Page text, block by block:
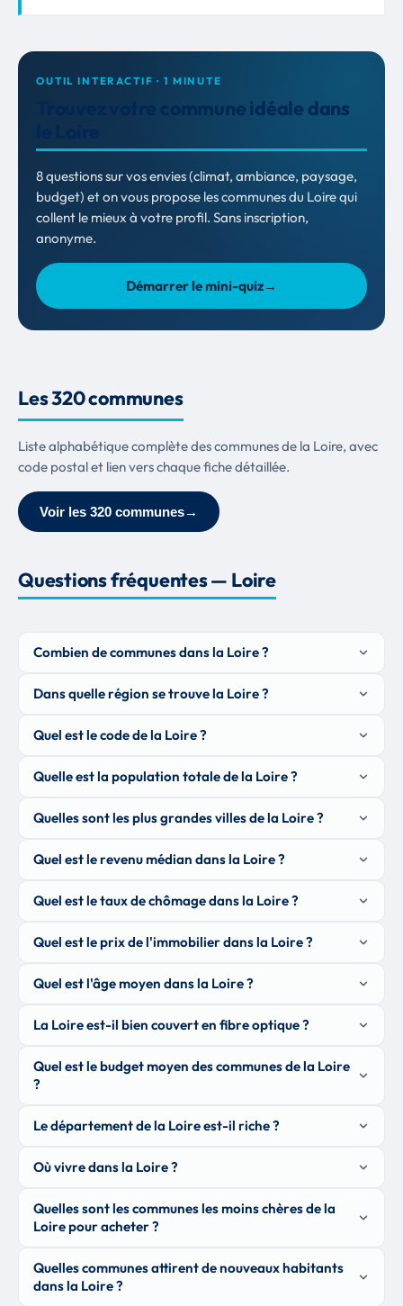
OUTIL INTERACTIF · 1 MINUTE
Trouvez votre commune idéale dans
8 questions sur vos envies (climat, ambiance, paysage,
budget) et on vous propose les communes du Loire qui
collent le mieux à votre profil. Sans inscription,
anonyme.
Démarrer le mini-quiz→
Les 320 communes
Liste alphabétique complète des communes de la Loire, avec
code postal et lien vers chaque fiche détaillée.
Voir les 320 communes→
Questions fréquentes — Loire
Combien de communes dans la Loire ?
Dans quelle région se trouve la Loire ?
Quel est le code de la Loire ?
Quelle est la population totale de la Loire ?
Quelles sont les plus grandes villes de la Loire ?
Quel est le revenu médian dans la Loire ?
Quel est le taux de chômage dans la Loire ?
Quel est le prix de l'immobilier dans la Loire ?
Quel est l'âge moyen dans la Loire ?
La Loire est-il bien couvert en fibre optique ?
Quel est le budget moyen des communes de la Loire
?
Le département de la Loire est-il riche ?
Où vivre dans la Loire ?
Quelles sont les communes les moins chères de la
Loire pour acheter ?
Quelles communes attirent de nouveaux habitants
dans la Loire ?